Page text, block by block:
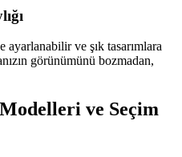
ve şık tasarımlara
görünümünü bozmadan,
ve Seçim